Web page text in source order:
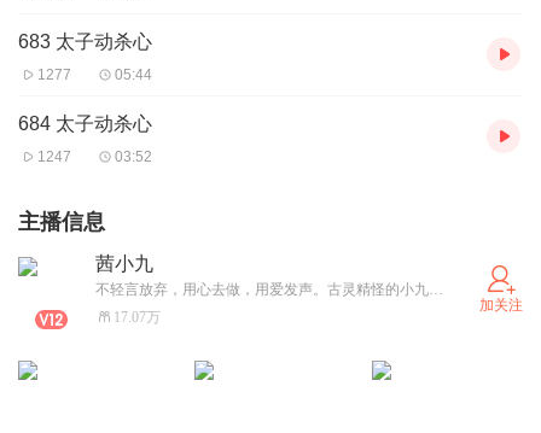
683 太子动杀心
1277 05:44
684 太子动杀心
1247 03:52
主播信息
茜小九
不轻言放弃，用心去做，用爱发声。古灵精怪的小九等你关注哦 。这话没毛病(⁎ ⁎)
17.07万
加关注